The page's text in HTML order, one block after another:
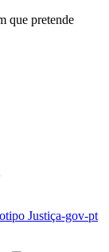
que pretende